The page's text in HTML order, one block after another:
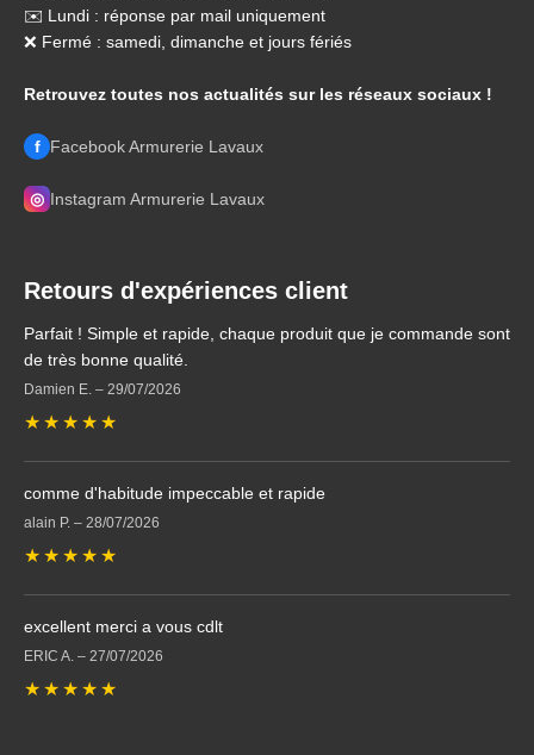
✉️ Lundi : réponse par mail uniquement
❌ Fermé : samedi, dimanche et jours fériés
Retrouvez toutes nos actualités sur les réseaux sociaux !
f Facebook Armurerie Lavaux
◎ Instagram Armurerie Lavaux
Retours d'expériences client
Parfait ! Simple et rapide, chaque produit que je commande sont
de très bonne qualité.
Damien E. – 29/07/2026
★ ★ ★ ★ ★
comme d'habitude impeccable et rapide
alain P. – 28/07/2026
★ ★ ★ ★ ★
excellent merci a vous cdlt
ERIC A. – 27/07/2026
★ ★ ★ ★ ★